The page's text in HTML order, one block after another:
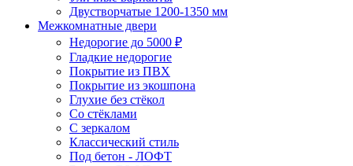
Двустворчатые 1200-1350 мм
Межкомнатные двери
Недорогие до 5000 ₽
Гладкие недорогие
Покрытие из ПВХ
Покрытие из экошпона
Глухие без стёкол
Со стёклами
С зеркалом
Классический стиль
Под бетон - ЛОФТ